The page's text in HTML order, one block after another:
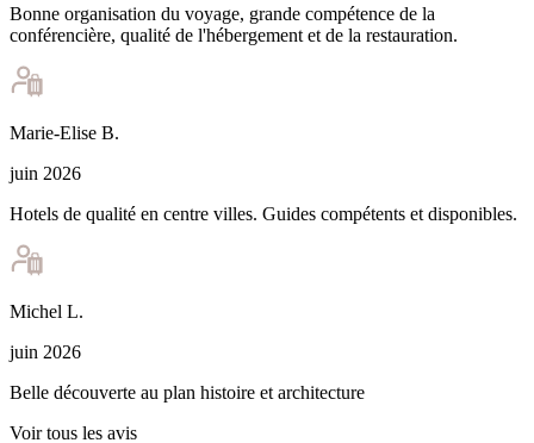
Bonne organisation du voyage, grande compétence de la
conférencière, qualité de l'hébergement et de la restauration.
Marie-Elise B.
juin 2026
Hotels de qualité en centre villes. Guides compétents et disponibles.
Michel L.
juin 2026
Belle découverte au plan histoire et architecture
Voir tous les avis